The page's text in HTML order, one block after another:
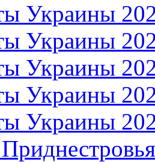
Украины
Украины
Украины
Украины
Украины